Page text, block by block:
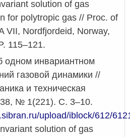
solution of gas
for polytropic gas // Proc. of
VII, Nordfjordeid, Norway,
115–121.
одном инвариантном
газовой динамики //
и техническая
№ 1(221). С. 3–10.
upload/iblock/612/
solution of gas